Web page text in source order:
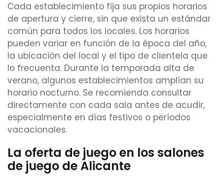
Cada establecimiento fija sus propios horarios
de apertura y cierre, sin que exista un estándar
común para todos los locales. Los horarios
pueden variar en función de la época del año,
la ubicación del local y el tipo de clientela que
lo frecuenta. Durante la temporada alta de
verano, algunos establecimientos amplían su
horario nocturno. Se recomienda consultar
directamente con cada sala antes de acudir,
especialmente en días festivos o períodos
vacacionales.
La oferta de juego en los salones
de juego de Alicante